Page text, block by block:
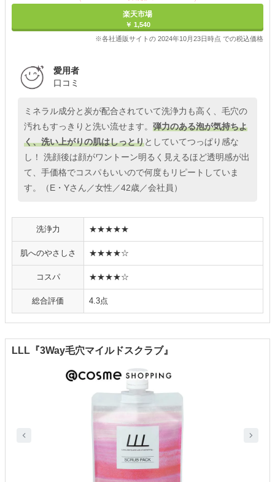
楽天市場
￥ 1,540
※各社通販サイトの 2024年10月23日時点 での税込価格
愛用者
口コミ
ミネラル成分と炭が配合されていて洗浄力も高く、毛穴の
汚れもすっきりと洗い流せます。 弾力のある泡が気持ちよ
く、洗い上がりの肌はしっとりとしていてつっぱり感な
し！ 洗顔後は顔がワントーン明るく見えるほど透明感が出
て、手価格でコスパもいいので何度もリピートしていま
す。（E・Yさん／女性／42歳／会社員）
洗浄力 ★★★★★
肌へのやさしさ ★★★★☆
コスパ ★★★★☆
総合評価 4.3点
LLL『3Way毛穴マイルドスクラブ』